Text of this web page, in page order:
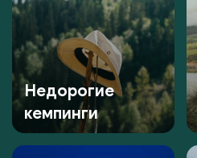
Недорогие
кемпинги